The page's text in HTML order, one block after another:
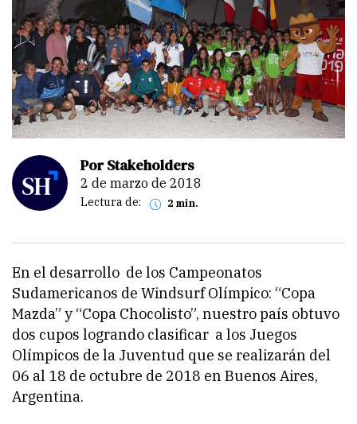
Por Stakeholders
2 de marzo de 2018
Lectura de: 2 min.
En el desarrollo de los Campeonatos
Sudamericanos de Windsurf Olímpico: “Copa
Mazda” y “Copa Chocolisto”, nuestro país obtuvo
dos cupos logrando clasificar a los Juegos
Olímpicos de la Juventud que se realizarán del
06 al 18 de octubre de 2018 en Buenos Aires,
Argentina.